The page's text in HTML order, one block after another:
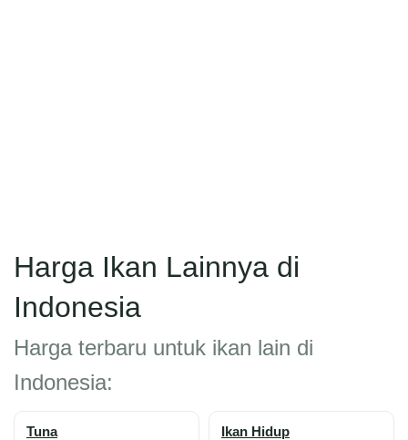
Harga Ikan Lainnya di
Indonesia
Harga terbaru untuk ikan lain di
Indonesia:
Tuna Ikan Hidup